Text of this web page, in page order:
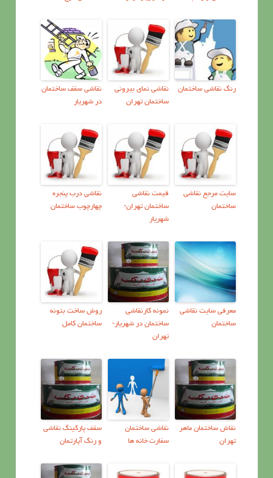
رنگ نقاشی ساختمان
نقاشی نمای بیرونی
ساختمان تهران
نقاشی سقف ساختمان
در شهریار
سايت مرجع نقاشي
ساختمان
قیمت نقاشی
ساختمان تهران-
شهریار
نقاشی درب پنجره
چهارچوب ساختمان
معرفي سايت نقاشي
ساختمان
نمونه كارنقاشي
ساختمان در شهریار-
تهران
روش ساخت بتونه
ساختمان کامل
نقاش ساختمان ماهر
تهران
نقاشی ساختمان
سفارت خانه ها
سقف پارکینگ نقاشی
و رنگ آپارتمان